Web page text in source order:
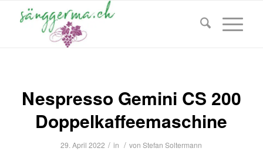
Nespresso Gemini CS 200
Doppelkaffeemaschine
29. April 2022 / in / vonStefan Soltermann